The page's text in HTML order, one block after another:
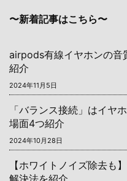
〜新着記事はこちら〜
airpods有線イヤホンの音
紹介
2024年11月5日
「バランス接続」はイヤ
場面4つ紹介
2024年10月28日
【ホワイトノイズ除去も